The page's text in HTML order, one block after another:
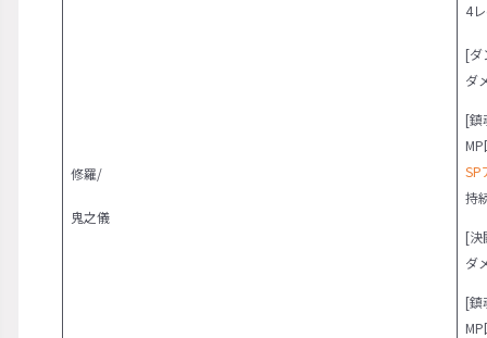
修羅/
鬼之儀
4
[ダ
ダ
[鎮
SP
持
[決
ダ
[鎮